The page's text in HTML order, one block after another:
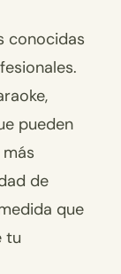
conocidas
pueden
de
que
tu